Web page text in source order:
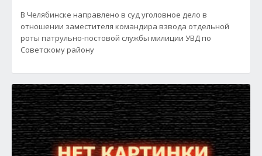
В Челябинске направлено в суд уголовное дело в
отношении заместителя командира взвода отдельной
роты патрульно-постовой службы милиции УВД по
Советскому району